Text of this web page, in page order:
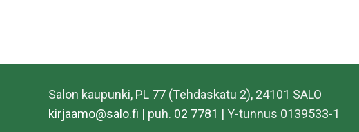
Salon kaupunki, PL 77 (Tehdaskatu 2), 24101 SALO
kirjaamo@salo.fi | puh. 02 7781 | Y-tunnus 0139533-1